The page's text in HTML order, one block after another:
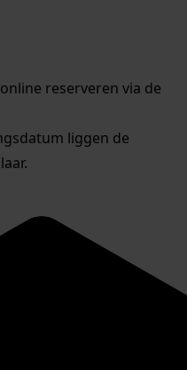
online reserveren via de
liggen de